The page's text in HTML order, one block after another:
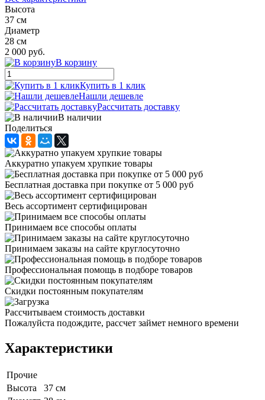
Высота
37 см
Диаметр
28 см
2 000 руб.
В корзину
Купить в 1 клик
Нашли дешевле
Рассчитать доставку
В наличии
Поделиться
Аккуратно упакуем хрупкие товары
Бесплатная доставка при покупке от 5 000 руб
Весь ассортимент сертифицирован
Принимаем все способы оплаты
Принимаем заказы на сайте круглосуточно
Профессиональная помощь в подборе товаров
Скидки постоянным покупателям
Рассчитываем стоимость доставки
Пожалуйста подождите, рассчет займет немного времени
Характеристики
Прочие
Высота
37 см